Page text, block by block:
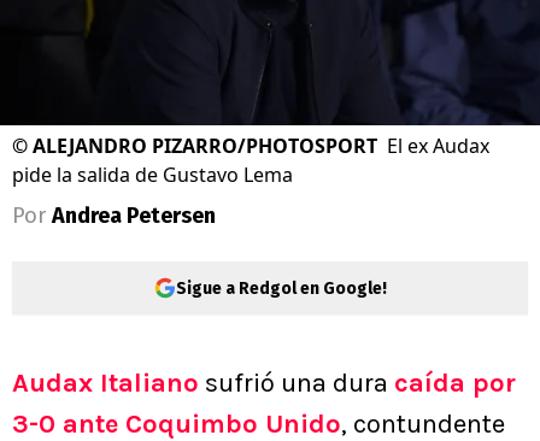
©ALEJANDRO PIZARRO/PHOTOSPORT El ex Audax
pide la salida de Gustavo Lema
Por Andrea Petersen
Sigue a Redgol en Google!
Audax Italiano sufrió una dura caída por
3-0 ante Coquimbo Unido, contundente